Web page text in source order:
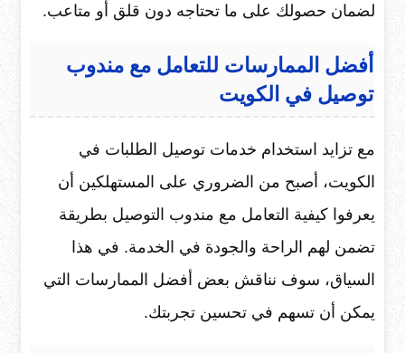
لضمان حصولك على ما تحتاجه دون قلق أو متاعب.
أفضل الممارسات للتعامل مع مندوب
توصيل في الكويت
مع تزايد استخدام خدمات توصيل الطلبات في
الكويت، أصبح من الضروري على المستهلكين أن
يعرفوا كيفية التعامل مع مندوب التوصيل بطريقة
تضمن لهم الراحة والجودة في الخدمة. في هذا
السياق، سوف نناقش بعض أفضل الممارسات التي
يمكن أن تسهم في تحسين تجربتك.